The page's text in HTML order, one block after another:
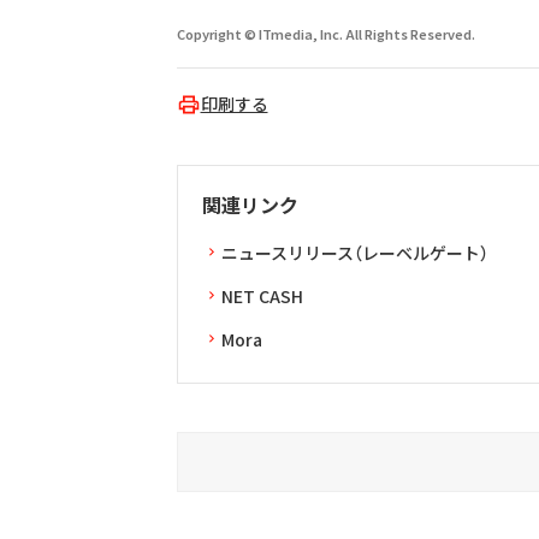
Copyright © ITmedia, Inc. All Rights Reserved.
印刷する
関連リンク
ニュースリリース（レーベルゲート）
NET CASH
Mora